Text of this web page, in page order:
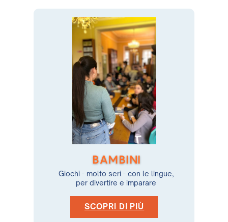
BAMBINI
Giochi - molto seri - con le lingue,
per divertire e imparare
SCOPRI DI PIÙ